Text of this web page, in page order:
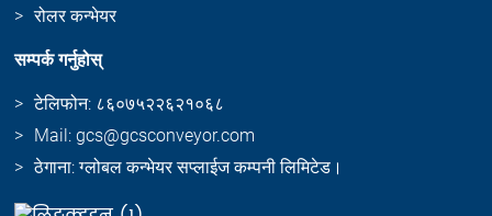
रोलर कन्भेयर
सम्पर्क गर्नुहोस्
टेलिफोन: ८६०७५२२६२१०६८
Mail: gcs@gcsconveyor.com
ठेगाना: ग्लोबल कन्भेयर सप्लाईज कम्पनी लिमिटेड।